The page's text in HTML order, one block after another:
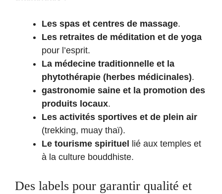
Les spas et centres de massage.
Les retraites de méditation et de yoga
pour l’esprit.
La médecine traditionnelle et la
phytothérapie (herbes médicinales).
gastronomie saine et la promotion des
produits locaux.
Les activités sportives et de plein air
(trekking, muay thaï).
Le tourisme spirituel
lié aux temples et
à la culture bouddhiste.
Des labels pour garantir qualité et